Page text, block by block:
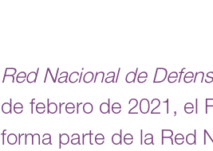
Red Nacional de
de febrero de 2021, el
forma parte de la Red